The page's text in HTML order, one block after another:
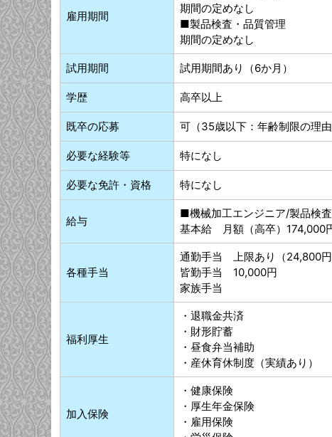
雇用期間
期間の定めなし
■製品検査・品質管理
期間の定めなし
試用期間 試用期間あり（6か月）
学歴 高卒以上
既卒の応募 可（35歳以下：年齢制限の理
必要な経験等 特になし
必要な免許・資格 特になし
給与
■機械加工エンジニア/製品検
基本給 月額（高卒）174,000
各種手当
通勤手当 上限あり（24,800円
皆勤手当 10,000円
家族手当
福利厚生
・退職金共済
・財形貯蓄
・昼食弁当補助
・産休育休制度（実績あり）
加入保険
・健康保険
・厚生年金保険
・雇用保険